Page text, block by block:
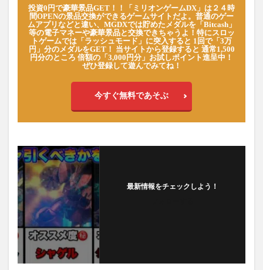
投資0円で豪華景品GET！！「ミリオンゲームDX」は２４時
間OPENの景品交換ができるゲームサイトだよ。普通のゲー
ムアプリなどと違い、MGDXでは貯めたメダルを「Bitcash」
等の電子マネーや豪華景品と交換できちゃうよ！特にスロッ
トゲームでは「ラッシュモード」に突入すると 1回で「3万
円」分のメダルをGET！ 当サイトから登録すると 通常1,500
円分のところ 倍額の「3,000円分」お試しポイント進呈中！
ぜひ登録して遊んでみてね！
今すぐ無料であそぶ
最新情報をチェックしよう！